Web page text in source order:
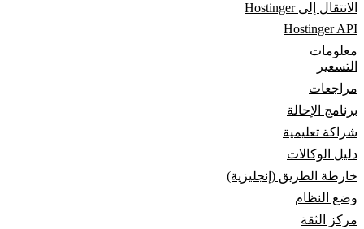
الانتقال إلى Hostinger
Hostinger API
معلومات
التسعير
مراجعات
برنامج الإحالة
شراكة تعليمية
دليل الوكالات
خارطة الطريق (إنجليزية)
وضع النظام
مركز الثقة